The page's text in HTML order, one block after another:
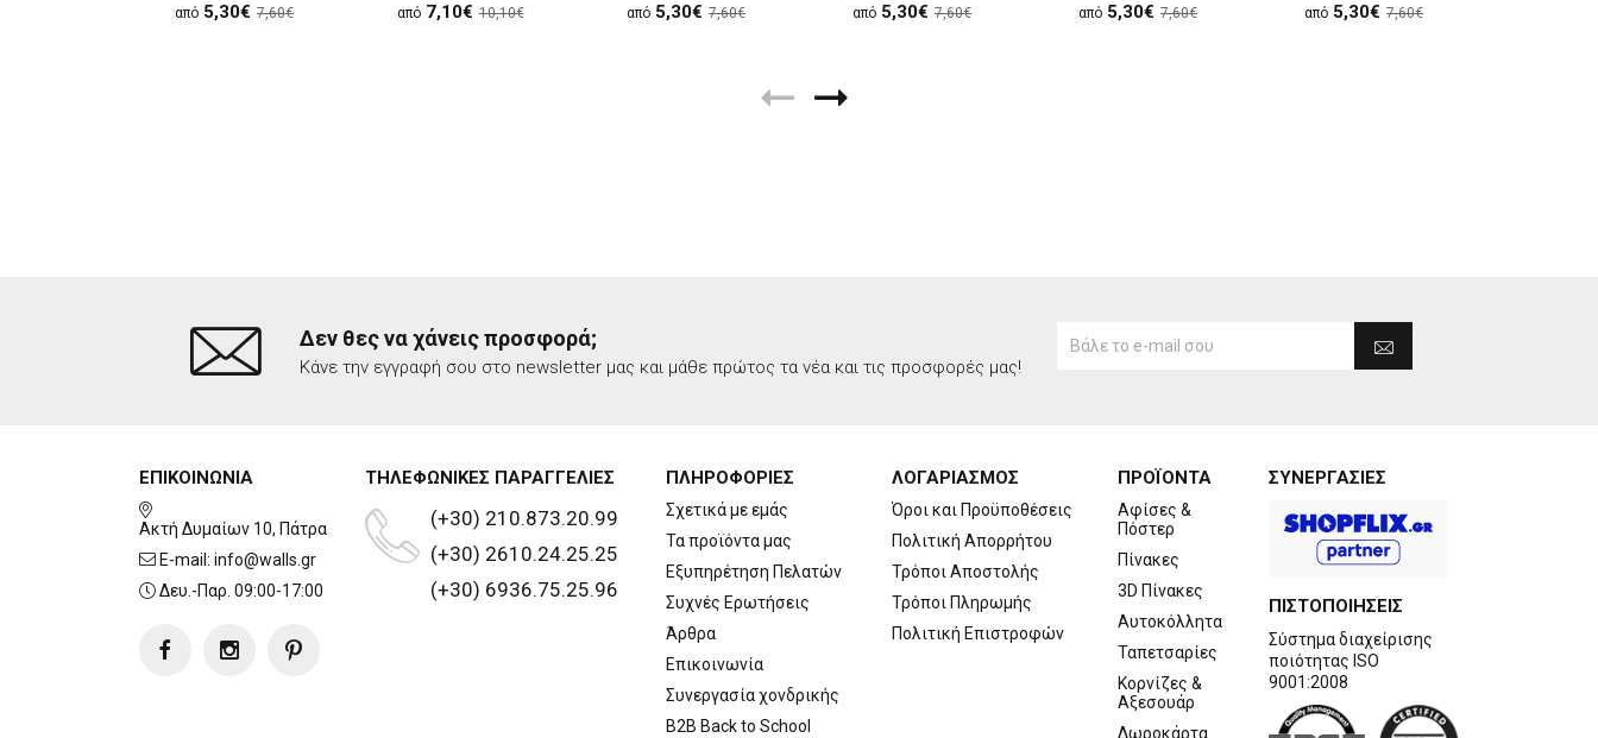
από 5,30€ 7,60€ από 7,10€ 10,10€ από 5,30€ 7,60€ από 5,30€ 7,60€ από 5,30€ 7,60€ από 5,30€ 7,60€
Δεν θες να χάνεις προσφορά;
Κάνε την εγγραφή σου στο newsletter μας και μάθε πρώτος τα νέα και τις προσφορές μας!
ΕΠΙΚΟΙΝΩΝΙΑ
Ακτή Δυμαίων 10, Πάτρα
E-mail: info@walls.gr
Δευ.-Παρ. 09:00-17:00
ΤΗΛΕΦΩΝΙΚΕΣ ΠΑΡΑΓΓΕΛΙΕΣ
(+30) 210.873.20.99
(+30) 2610.24.25.25
(+30) 6936.75.25.96
ΠΛΗΡΟΦΟΡΙΕΣ
Σχετικά με εμάς
Τα προϊόντα μας
Εξυπηρέτηση Πελατών
Συχνές Ερωτήσεις
Άρθρα
Επικοινωνία
Συνεργασία χονδρικής
B2B Back to School
ΛΟΓΑΡΙΑΣΜΟΣ
Όροι και Προϋποθέσεις
Πολιτική Απορρήτου
Τρόποι Αποστολής
Τρόποι Πληρωμής
Πολιτική Επιστροφών
ΠΡΟΪΟΝΤΑ
Αφίσες &
Πόστερ
Πίνακες
3D Πίνακες
Αυτοκόλλητα
Ταπετσαρίες
Κορνίζες &
Αξεσουάρ
Δωροκάρτα
ΣΥΝΕΡΓΑΣΙΕΣ
ΠΙΣΤΟΠΟΙΗΣΕΙΣ
Σύστημα διαχείρισης
ποιότητας ISO
9001:2008